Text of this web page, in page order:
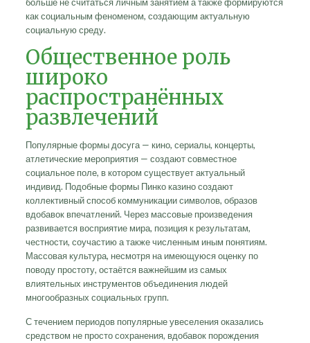
как социальным феноменом, создающим актуальную
социальную среду.
Общественное роль
широко
распространённых
развлечений
Популярные формы досуга — кино, сериалы, концерты,
атлетические мероприятия — создают совместное
социальное поле, в котором существует актуальный
индивид. Подобные формы Пинко казино создают
коллективный способ коммуникации символов, образов
вдобавок впечатлений. Через массовые произведения
развивается восприятие мира, позиция к результатам,
честности, соучастию а также численным иным понятиям.
Массовая культура, несмотря на имеющуюся оценку по
поводу простоту, остаётся важнейшим из самых
влиятельных инструментов объединения людей
многообразных социальных групп.
С течением периодов популярные увеселения оказались
средством не просто сохранения, вдобавок порождения